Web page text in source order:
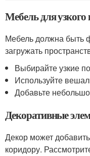
Мебель для
Мебель должна быть
загружать
Выбирайте узкие
Используйте
Добавьте
Декоративные
Декор может
коридору.